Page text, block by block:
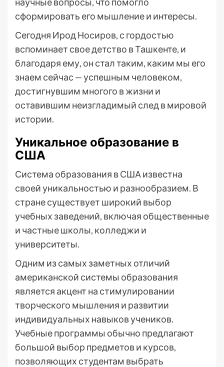
сформировать его мышление и интересы.
Сегодня Ирод Носиров, с гордостью
вспоминает свое детство в Ташкенте, и
благодаря ему, он стал таким, каким мы его
знаем сейчас — успешным человеком,
достигнувшим многого в жизни и
оставившим неизгладимый след в мировой
истории.
Уникальное образование в
США
Система образования в США известна
своей уникальностью и разнообразием. В
стране существует широкий выбор
учебных заведений, включая общественные
и частные школы, колледжи и
университеты.
Одним из самых заметных отличий
американской системы образования
является акцент на стимулировании
творческого мышления и развитии
индивидуальных навыков учеников.
Учебные программы обычно предлагают
большой выбор предметов и курсов,
позволяющих студентам выбрать